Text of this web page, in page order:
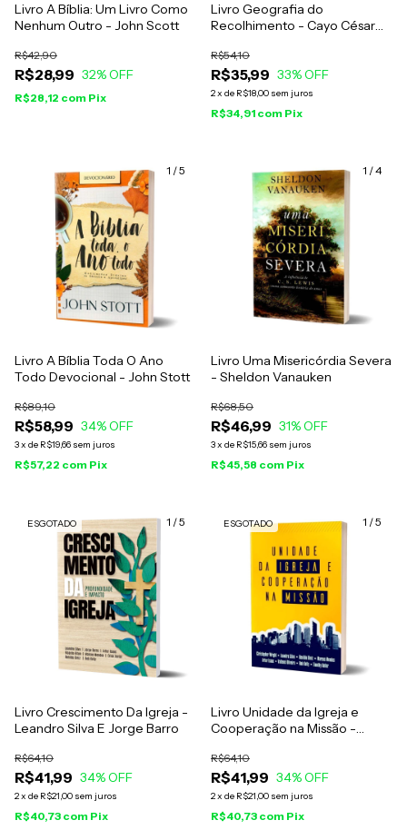
Livro A Bíblia: Um Livro Como
Nenhum Outro - John Scott
R$28,99
R$42,90
32% OFF
R$28,12 com Pix
Livro Geografia do
Recolhimento - Cayo César
R$35,99
R$54,10
33% OFF
2x de R$18,00 sem juros
R$34,91 com Pix
1 /5
Livro A Bíblia Toda O Ano
Todo Devocional - John Stott
R$58,99
R$89,10
34% OFF
3x de R$19,66 sem juros
R$57,22 com Pix
1 /4
Livro Uma Misericórdia Severa
- Sheldon Vanauken
R$46,99
R$68,50
31% OFF
3x de R$15,66 sem juros
R$45,58 com Pix
1 /5
ESGOTADO
Livro Crescimento Da Igreja -
Leandro Silva E Jorge Barro
R$41,99
R$64,10
34% OFF
2x de R$21,00 sem juros
R$40,73 com Pix
1 /5
ESGOTADO
Livro Unidade da Igreja e
Cooperação na Missão -
R$41,99
R$64,10
34% OFF
2x de R$21,00 sem juros
R$40,73 com Pix